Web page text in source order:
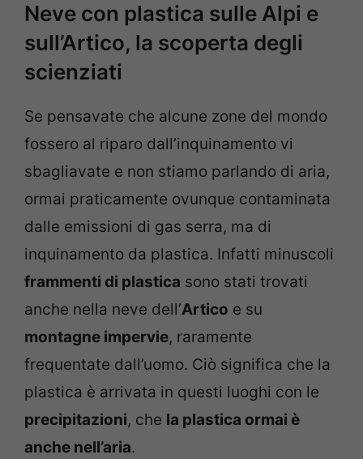
Neve con plastica sulle Alpi e
sull’Artico, la scoperta degli
scienziati
Se pensavate che alcune zone del mondo
fossero al riparo dall’inquinamento vi
sbagliavate e non stiamo parlando di aria,
ormai praticamente ovunque contaminata
dalle emissioni di gas serra, ma di
inquinamento da plastica. Infatti minuscoli
frammenti di plastica sono stati trovati
anche nella neve dell’Artico e su
montagne impervie, raramente
frequentate dall’uomo. Ciò significa che la
plastica è arrivata in questi luoghi con le
precipitazioni, che la plastica ormai è
anche nell’aria.